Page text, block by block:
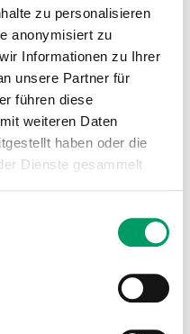
zu personalisieren
anonymisiert zu
Informationen zu Ihrer
unsere Partner für
führen diese
weiteren Daten
haben oder die
Dienste gesammelt
Pony,
Reitpony,
Huzule, Irish Cob,
Irish Draught, Irish Piebald
Horse, Islandpferd,
Italienisches Sportpferd,
keine Angabe zur Rasse |
Pferd, Kentucky Mountain
Horse, Kladruber, Kleines
Reitpferd,
Litauisches Reitpony, Lusitano
(PSL), Mangalarga Marchador,
Mischling - Diverse Rassen |
Pferd, Missouri Fox Trotter,
Morgan, Murgese, Mustang,